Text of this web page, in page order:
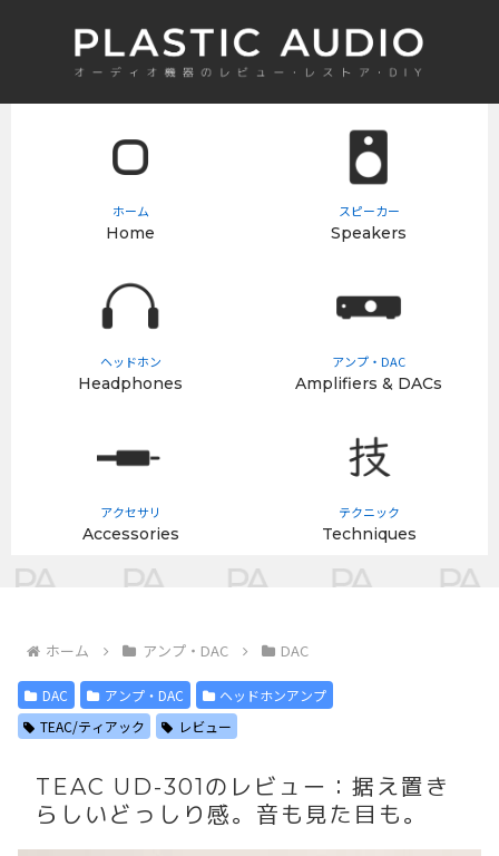
ホーム
Home
スピーカー
Speakers
ヘッドホン
Headphones
アンプ・DAC
Amplifiers & DACs
アクセサリ
Accessories
テクニック
Techniques
ホーム アンプ・DAC DAC
DAC アンプ・DAC
ヘッドホンアンプ
TEAC/ティアック
レビュー
TEAC UD-301のレビュー：据え置き
らしいどっしり感。音も見た目も。